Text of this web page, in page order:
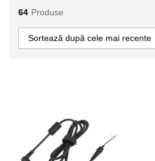
64 Produse
Sortează după cele mai recente